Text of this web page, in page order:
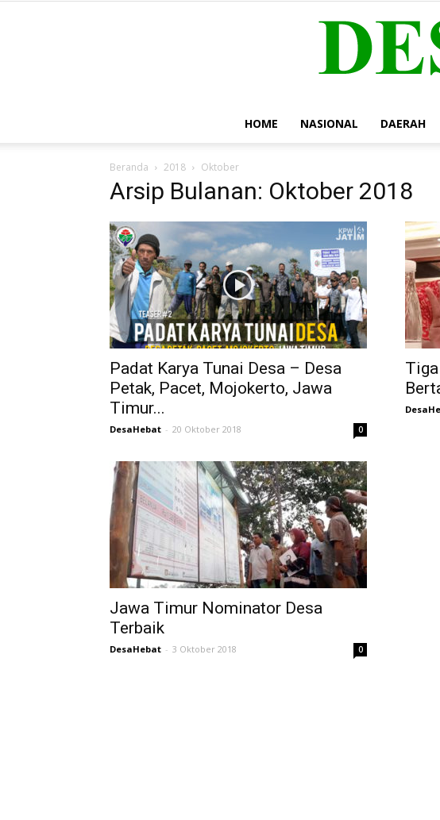
HOME NASIONAL DAERAH
Beranda 2018 Oktober
Arsip Bulanan: Oktober 2018
Padat Karya Tunai Desa – Desa
Petak, Pacet, Mojokerto, Jawa
Timur...
DesaHebat - 20 Oktober 2018 0
Jawa Timur Nominator Desa
Terbaik
DesaHebat - 3 Oktober 2018 0